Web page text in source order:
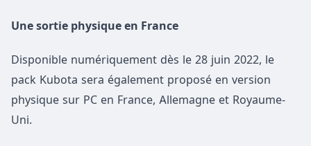
Une sortie physique en France
Disponible numériquement dès le 28 juin 2022, le
pack Kubota sera également proposé en version
physique sur PC en France, Allemagne et Royaume-
Uni.